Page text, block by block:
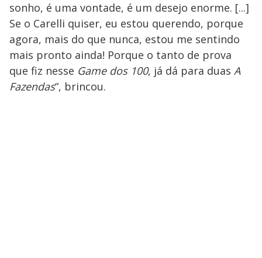
sonho, é uma vontade, é um desejo enorme. [...]
Se o Carelli quiser, eu estou querendo, porque
agora, mais do que nunca, estou me sentindo
mais pronto ainda! Porque o tanto de prova
que fiz nesse Game dos 100, já dá para duas A
Fazendas“, brincou.